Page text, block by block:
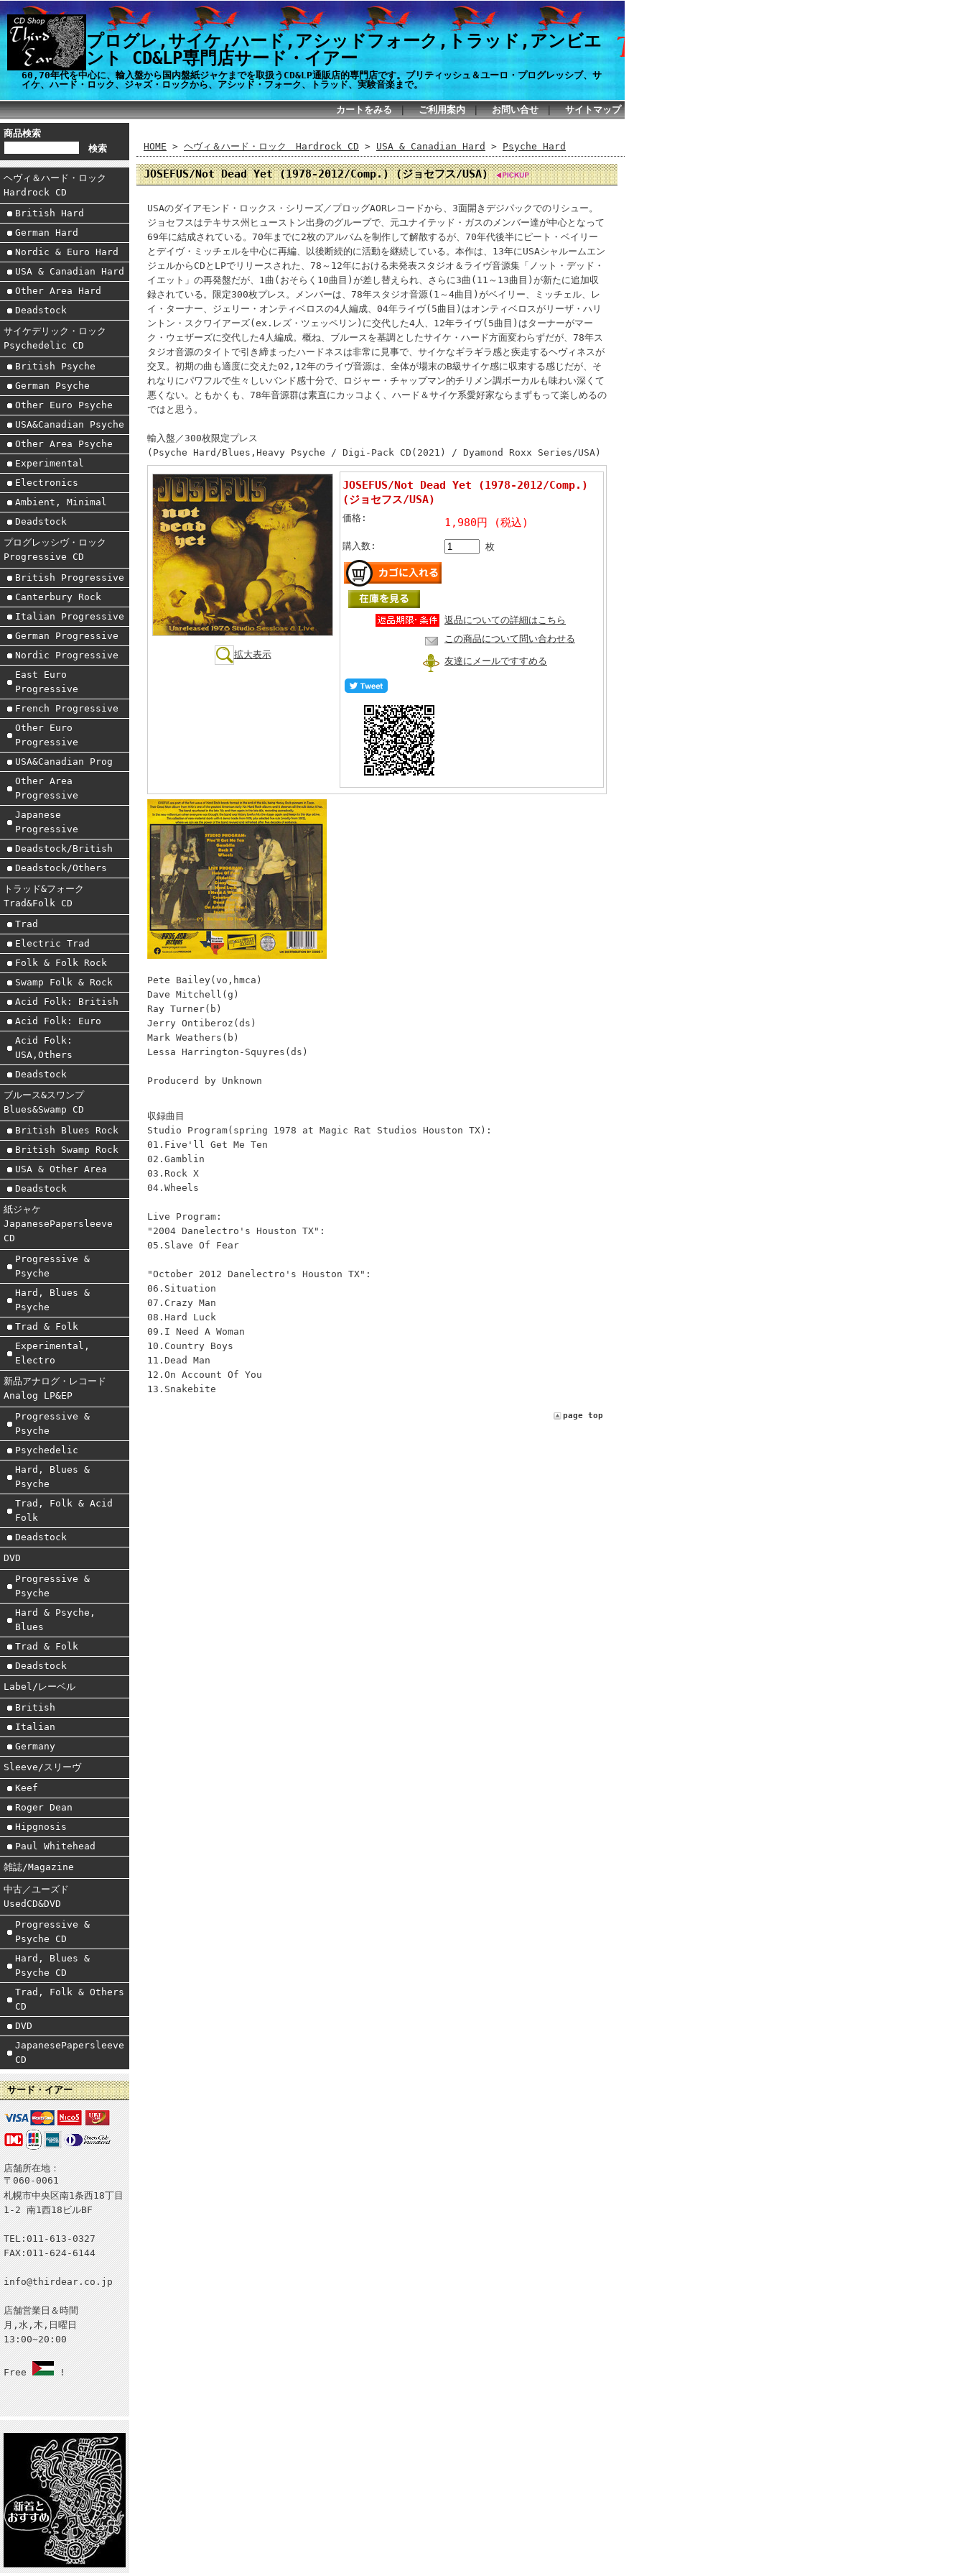
プログレ,サイケ,ハード,アシッドフォーク,トラッド,アンビエ
ント CD&LP専門店サード・イアー
60,70年代を中心に、輸入盤から国内盤紙ジャケまでを取扱うCD&LP通販店的専門店です。ブリティッシュ＆ユーロ・プログレッシブ、サ
イケ、ハード・ロック、ジャズ・ロックから、アシッド・フォーク、トラッド、実験音楽まで。
カートをみる｜ ご利用案内｜ お問い合せ｜ サイトマップ
商品検索
ヘヴィ＆ハード・ロック
Hardrock CD
British Hard
German Hard
Nordic & Euro Hard
USA & Canadian Hard
Other Area Hard
Deadstock
サイケデリック・ロック
Psychedelic CD
British Psyche
German Psyche
Other Euro Psyche
USA&Canadian Psyche
Other Area Psyche
Experimental
Electronics
Ambient, Minimal
Deadstock
プログレッシヴ・ロック
Progressive CD
British Progressive
Canterbury Rock
Italian Progressive
German Progressive
Nordic Progressive
East Euro
Progressive
French Progressive
Other Euro
Progressive
USA&Canadian Prog
Other Area
Progressive
Japanese
Progressive
Deadstock/British
Deadstock/Others
トラッド&フォーク
Trad&Folk CD
Trad
Electric Trad
Folk & Folk Rock
Swamp Folk & Rock
Acid Folk: British
Acid Folk: Euro
Acid Folk:
USA,Others
Deadstock
ブルース&スワンプ
Blues&Swamp CD
British Blues Rock
British Swamp Rock
USA & Other Area
Deadstock
紙ジャケ
JapanesePapersleeve
CD
Progressive &
Psyche
Hard, Blues &
Psyche
Trad & Folk
Experimental,
Electro
新品アナログ・レコード
Analog LP&EP
Progressive &
Psyche
Psychedelic
Hard, Blues &
Psyche
Trad, Folk & Acid
Folk
Deadstock
DVD
Progressive &
Psyche
Hard & Psyche,
Blues
Trad & Folk
Deadstock
Label/レーベル
British
Italian
Germany
Sleeve/スリーヴ
Keef
Roger Dean
Hipgnosis
Paul Whitehead
雑誌/Magazine
中古／ユーズド
UsedCD&DVD
Progressive &
Psyche CD
Hard, Blues &
Psyche CD
Trad, Folk & Others
CD
DVD
JapanesePapersleeve
CD
サード・イアー
店舗所在地：
〒060-0061
札幌市中央区南1条西18丁目
1-2 南1西18ビルBF
TEL:011-613-0327
FAX:011-624-6144
info@thirdear.co.jp
店舗営業日＆時間
月,水,木,日曜日
13:00~20:00
Free !
HOME > ヘヴィ＆ハード・ロック Hardrock CD > USA & Canadian Hard > Psyche Hard
JOSEFUS/Not Dead Yet (1978-2012/Comp.) (ジョセフス/USA)
USAのダイアモンド・ロックス・シリーズ／プロッグAORレコードから、3面開きデジパックでのリシュー。
ジョセフスはテキサス州ヒューストン出身のグループで、元ユナイテッド・ガスのメンバー達が中心となって
69年に結成されている。70年までに2枚のアルバムを制作して解散するが、70年代後半にピート・ベイリー
とデイヴ・ミッチェルを中心に再編、以後断続的に活動を継続している。本作は、13年にUSAシャルームエン
ジェルからCDとLPでリリースされた、78～12年における未発表スタジオ＆ライヴ音源集「ノット・デッド・
イエット」の再発盤だが、1曲(おそらく10曲目)が差し替えられ、さらに3曲(11～13曲目)が新たに追加収
録されている。限定300枚プレス。メンバーは、78年スタジオ音源(1～4曲目)がベイリー、ミッチェル、レ
イ・ターナー、ジェリー・オンティベロスの4人編成、04年ライヴ(5曲目)はオンティベロスがリーザ・ハリ
ントン・スクワイアーズ(ex.レズ・ツェッペリン)に交代した4人、12年ライヴ(5曲目)はターナーがマー
ク・ウェザーズに交代した4人編成。概ね、ブルースを基調としたサイケ・ハード方面変わらずだが、78年ス
タジオ音源のタイトで引き締まったハードネスは非常に見事で、サイケなギラギラ感と疾走するヘヴィネスが
交叉。初期の曲も適度に交えた02,12年のライヴ音源は、全体が場末のB級サイケ感に収束する感じだが、そ
れなりにパワフルで生々しいバンド感十分で、ロジャー・チャップマン的チリメン調ボーカルも味わい深くて
悪くない。ともかくも、78年音源群は素直にカッコよく、ハード＆サイケ系愛好家ならまずもって楽しめるの
ではと思う。
輸入盤／300枚限定プレス
(Psyche Hard/Blues,Heavy Psyche / Digi-Pack CD(2021) / Dyamond Roxx Series/USA)
拡大表示
JOSEFUS/Not Dead Yet (1978-2012/Comp.)
(ジョセフス/USA)
価格: 1,980円 (税込)
購入数: 枚
返品についての詳細はこちら
この商品について問い合わせる
友達にメールですすめる
Pete Bailey(vo,hmca)
Dave Mitchell(g)
Ray Turner(b)
Jerry Ontiberoz(ds)
Mark Weathers(b)
Lessa Harrington-Squyres(ds)
Producerd by Unknown
収録曲目
Studio Program(spring 1978 at Magic Rat Studios Houston TX):
01.Five'll Get Me Ten
02.Gamblin
03.Rock X
04.Wheels
Live Program:
"2004 Danelectro's Houston TX":
05.Slave Of Fear
"October 2012 Danelectro's Houston TX":
06.Situation
07.Crazy Man
08.Hard Luck
09.I Need A Woman
10.Country Boys
11.Dead Man
12.On Account Of You
13.Snakebite
page top